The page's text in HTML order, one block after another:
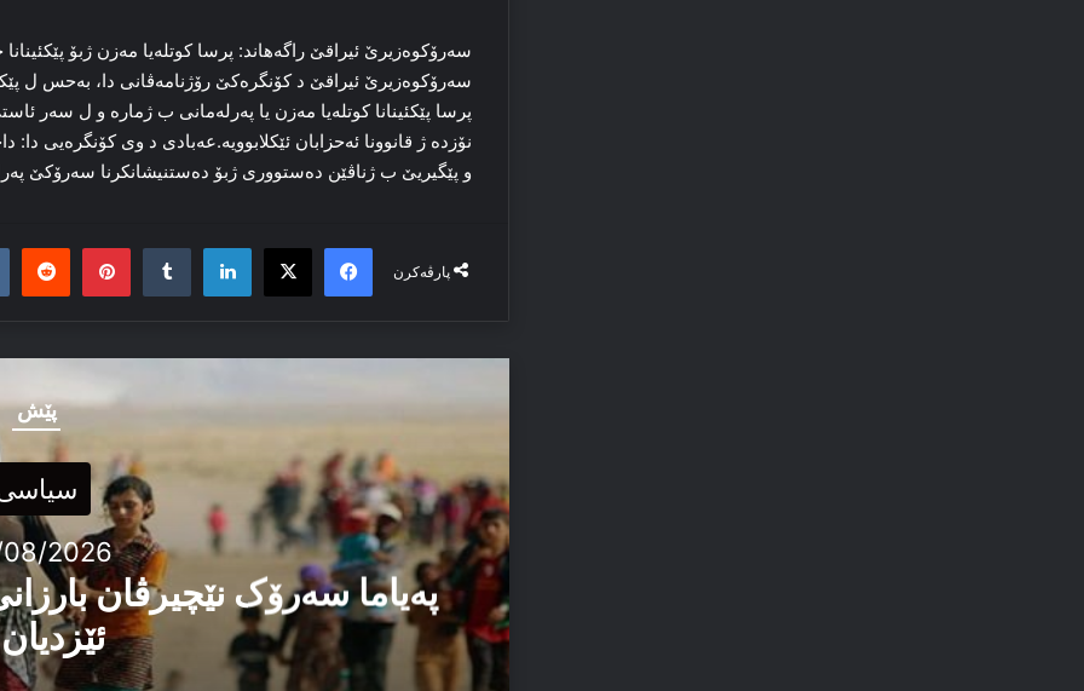
سەرۆکوەزیرێ ئیراقێ راگەھاند: پرسا کوتلەیا مەزن ژبۆ
سەرۆکوەزیرێ ئیراقێ د کۆنگرەکێ رۆژنامەڤانی دا، بەحس ل
پرسا پێکئینانا کوتلەیا مەزن یا پەرلەمانی ب ژمارە و ل سەر
نۆزدە ژ قانوونا ئەحزابان ئێکلابوویە.عەبادی د وی کۆنگرەیی
و پێگیریێ ب ژناڤێن دەستووری ژبۆ دەستنیشانکرنا سەرۆکێ
پارڤەکرن
Facebook
X
LinkedIn
Tumblr
پێش
2026
پەیاما سەرۆک نێچیرڤان